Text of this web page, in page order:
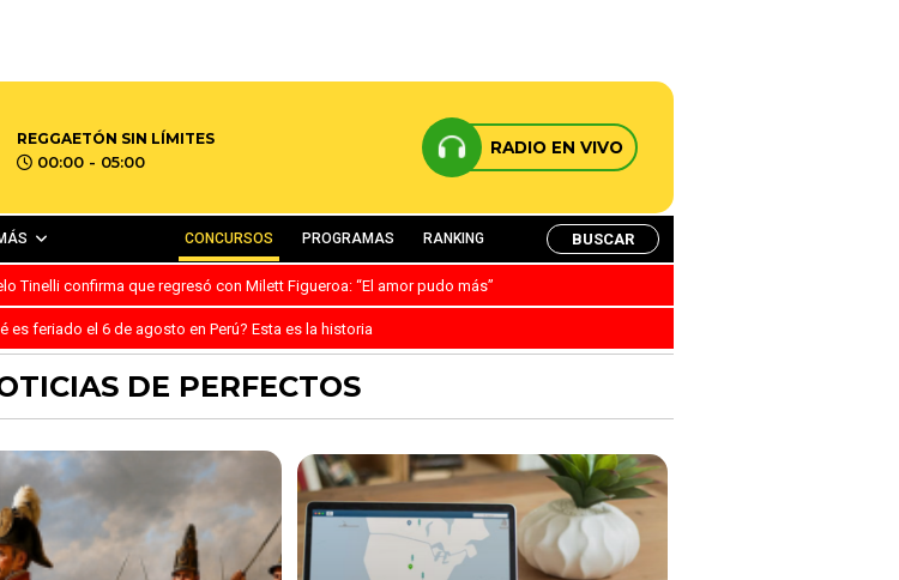
REGGAETÓN SIN LÍMITES
00:00 - 05:00
RADIO EN VIVO
CONCURSOS PROGRAMAS RANKING BUSCAR
Tinelli confirma que regresó con Milett Figueroa: “El amor pudo más”
es feriado el 6 de agosto en Perú? Esta es la historia
DE PERFECTOS